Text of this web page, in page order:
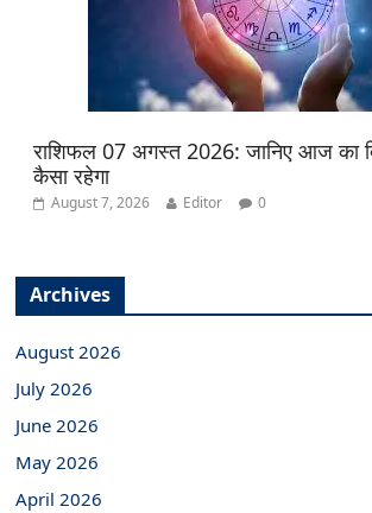
राशिफल 07 अगस्त 2026: जानिए आज का
कैसा रहेगा
August 7, 2026 Editor 0
Archives
August 2026
July 2026
June 2026
May 2026
April 2026